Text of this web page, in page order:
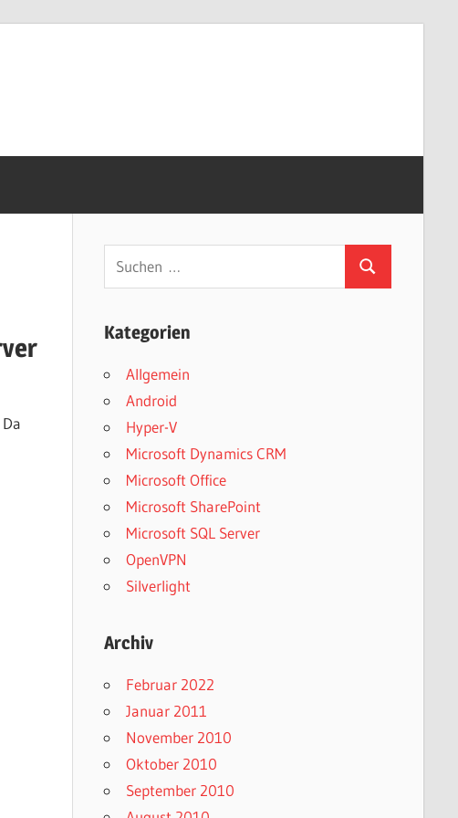
Suchen
nach:
Suchen
Kategorien
Allgemein
Android
Hyper-V
Microsoft Dynamics CRM
Microsoft Office
Microsoft SharePoint
Microsoft SQL Server
OpenVPN
Silverlight
Archiv
Februar 2022
Januar 2011
November 2010
Oktober 2010
September 2010